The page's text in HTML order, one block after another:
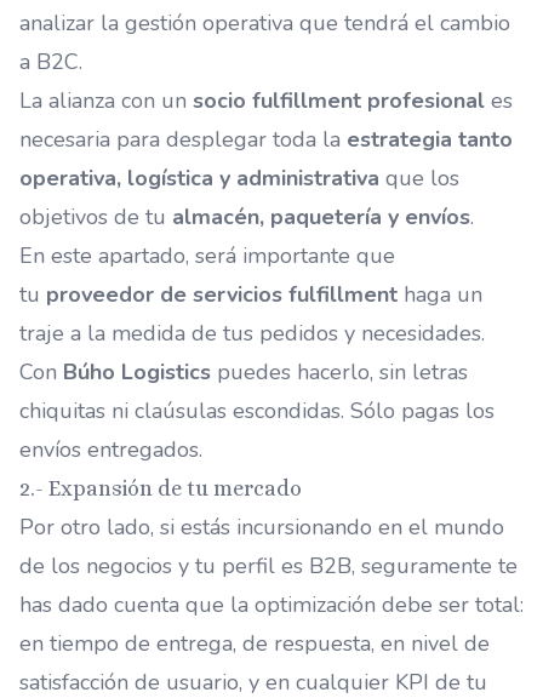
analizar la gestión operativa que tendrá el cambio
a B2C.
La alianza con un socio fulfillment profesional es
necesaria para desplegar toda la estrategia tanto
operativa, logística y administrativa que los
objetivos de tu almacén, paquetería y envíos.
En este apartado, será importante que
tu proveedor de servicios fulfillment haga un
traje a la medida de tus pedidos y necesidades.
Con Búho Logistics puedes hacerlo, sin letras
chiquitas ni claúsulas escondidas. Sólo pagas los
envíos entregados.
2.- Expansión de tu mercado
Por otro lado, si estás incursionando en el mundo
de los negocios y tu perfil es B2B, seguramente te
has dado cuenta que la optimización debe ser total:
en tiempo de entrega, de respuesta, en nivel de
satisfacción de usuario, y en cualquier KPI de tu